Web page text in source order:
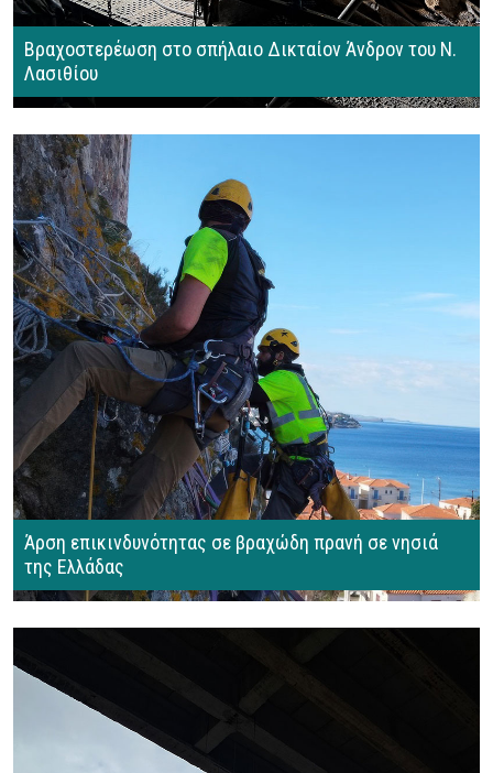
Βραχοστερέωση στο σπήλαιο Δικταίον Άνδρον του Ν.
Λασιθίου
Άρση επικινδυνότητας σε βραχώδη πρανή σε νησιά
της Ελλάδας